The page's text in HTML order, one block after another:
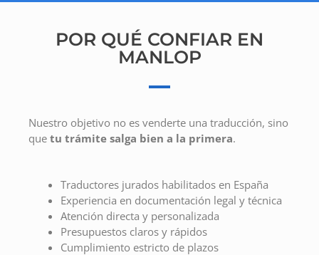
POR QUÉ CONFIAR EN
MANLOP
Nuestro objetivo no es venderte una traducción, sino
que tu trámite salga bien a la primera.
Traductores jurados habilitados en España
Experiencia en documentación legal y técnica
Atención directa y personalizada
Presupuestos claros y rápidos
Cumplimiento estricto de plazos